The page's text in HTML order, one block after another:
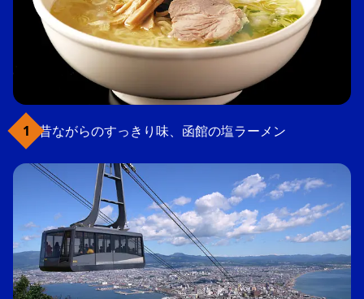
昔ながらのすっきり味、函館の塩ラーメン